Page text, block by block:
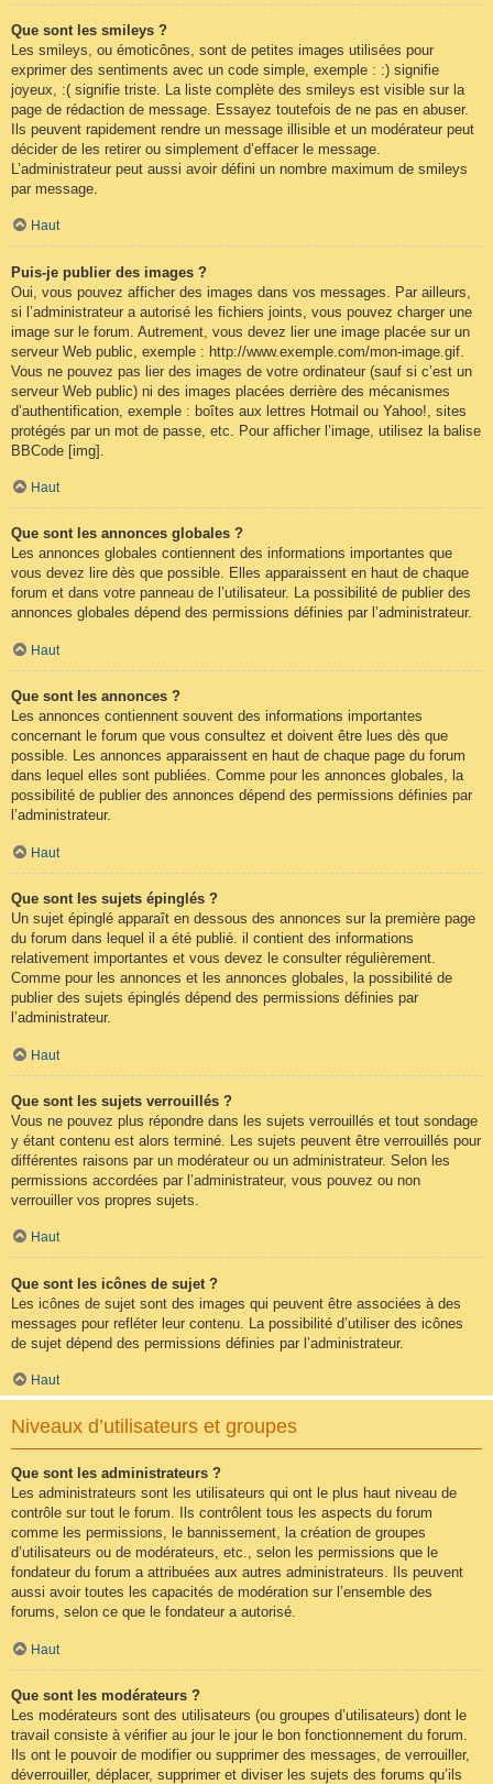
Que sont les smileys ?
Les smileys, ou émoticônes, sont de petites images utilisées pour
exprimer des sentiments avec un code simple, exemple : :) signifie
joyeux, :( signifie triste. La liste complète des smileys est visible sur la
page de rédaction de message. Essayez toutefois de ne pas en abuser.
Ils peuvent rapidement rendre un message illisible et un modérateur peut
décider de les retirer ou simplement d’effacer le message.
L’administrateur peut aussi avoir défini un nombre maximum de smileys
par message.
Haut
Puis-je publier des images ?
Oui, vous pouvez afficher des images dans vos messages. Par ailleurs,
si l’administrateur a autorisé les fichiers joints, vous pouvez charger une
image sur le forum. Autrement, vous devez lier une image placée sur un
serveur Web public, exemple : http://www.exemple.com/mon-image.gif.
Vous ne pouvez pas lier des images de votre ordinateur (sauf si c’est un
serveur Web public) ni des images placées derrière des mécanismes
d’authentification, exemple : boîtes aux lettres Hotmail ou Yahoo!, sites
protégés par un mot de passe, etc. Pour afficher l’image, utilisez la balise
BBCode [img].
Haut
Que sont les annonces globales ?
Les annonces globales contiennent des informations importantes que
vous devez lire dès que possible. Elles apparaissent en haut de chaque
forum et dans votre panneau de l’utilisateur. La possibilité de publier des
annonces globales dépend des permissions définies par l’administrateur.
Haut
Que sont les annonces ?
Les annonces contiennent souvent des informations importantes
concernant le forum que vous consultez et doivent être lues dès que
possible. Les annonces apparaissent en haut de chaque page du forum
dans lequel elles sont publiées. Comme pour les annonces globales, la
possibilité de publier des annonces dépend des permissions définies par
l’administrateur.
Haut
Que sont les sujets épinglés ?
Un sujet épinglé apparaît en dessous des annonces sur la première page
du forum dans lequel il a été publié. il contient des informations
relativement importantes et vous devez le consulter régulièrement.
Comme pour les annonces et les annonces globales, la possibilité de
publier des sujets épinglés dépend des permissions définies par
l’administrateur.
Haut
Que sont les sujets verrouillés ?
Vous ne pouvez plus répondre dans les sujets verrouillés et tout sondage
y étant contenu est alors terminé. Les sujets peuvent être verrouillés pour
différentes raisons par un modérateur ou un administrateur. Selon les
permissions accordées par l’administrateur, vous pouvez ou non
verrouiller vos propres sujets.
Haut
Que sont les icônes de sujet ?
Les icônes de sujet sont des images qui peuvent être associées à des
messages pour refléter leur contenu. La possibilité d’utiliser des icônes
de sujet dépend des permissions définies par l’administrateur.
Haut
Niveaux d’utilisateurs et groupes
Que sont les administrateurs ?
Les administrateurs sont les utilisateurs qui ont le plus haut niveau de
contrôle sur tout le forum. Ils contrôlent tous les aspects du forum
comme les permissions, le bannissement, la création de groupes
d’utilisateurs ou de modérateurs, etc., selon les permissions que le
fondateur du forum a attribuées aux autres administrateurs. Ils peuvent
aussi avoir toutes les capacités de modération sur l’ensemble des
forums, selon ce que le fondateur a autorisé.
Haut
Que sont les modérateurs ?
Les modérateurs sont des utilisateurs (ou groupes d’utilisateurs) dont le
travail consiste à vérifier au jour le jour le bon fonctionnement du forum.
Ils ont le pouvoir de modifier ou supprimer des messages, de verrouiller,
déverrouiller, déplacer, supprimer et diviser les sujets des forums qu’ils